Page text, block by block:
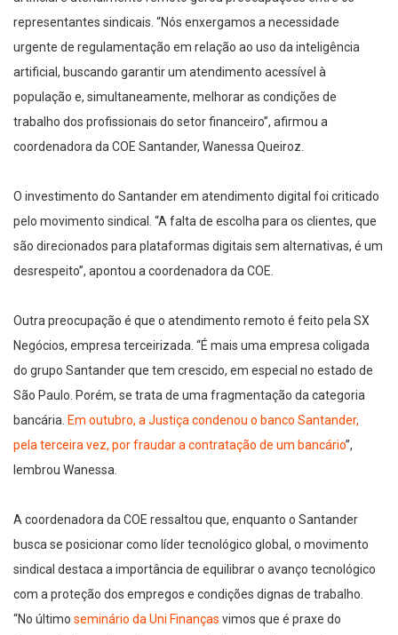
representantes sindicais. “Nós enxergamos a necessidade
urgente de regulamentação em relação ao uso da inteligência
artificial, buscando garantir um atendimento acessível à
população e, simultaneamente, melhorar as condições de
trabalho dos profissionais do setor financeiro”, afirmou a
coordenadora da COE Santander, Wanessa Queiroz.
O investimento do Santander em atendimento digital foi criticado
pelo movimento sindical. “A falta de escolha para os clientes, que
são direcionados para plataformas digitais sem alternativas, é um
desrespeito”, apontou a coordenadora da COE.
Outra preocupação é que o atendimento remoto é feito pela SX
Negócios, empresa terceirizada. “É mais uma empresa coligada
do grupo Santander que tem crescido, em especial no estado de
São Paulo. Porém, se trata de uma fragmentação da categoria
bancária. Em outubro, a Justiça condenou o banco Santander,
pela terceira vez, por fraudar a contratação de um bancário”,
lembrou Wanessa.
A coordenadora da COE ressaltou que, enquanto o Santander
busca se posicionar como líder tecnológico global, o movimento
sindical destaca a importância de equilibrar o avanço tecnológico
com a proteção dos empregos e condições dignas de trabalho.
“No último seminário da Uni Finanças vimos que é praxe do